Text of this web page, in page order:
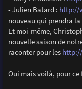
- Julien Batard : http://
nouveau qui prendra
Et moi-même,
nouvelle saison de
raconter pour les
Oui mais voilà, pour ce